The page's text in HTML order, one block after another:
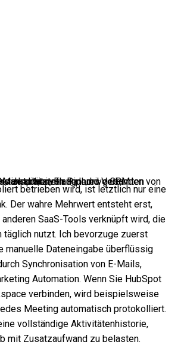
von Apps, um die Funktionalität entlang Ihres gesamten Umsatzprozesses zu erweitern.
betrieben wird, ist letztlich nur eine
Der wahre Mehrwert entsteht erst,
SaaS-Tools verknüpft wird, die
täglich nutzt. Ich bevorzuge zuerst
manuelle Dateneingabe überflüssig
Synchronisation von E-Mails,
Automation. Wenn Sie HubSpot
verbinden, wird beispielsweise
Meeting automatisch protokolliert.
vollständige Aktivitätenhistorie,
mit Zusatzaufwand zu belasten.